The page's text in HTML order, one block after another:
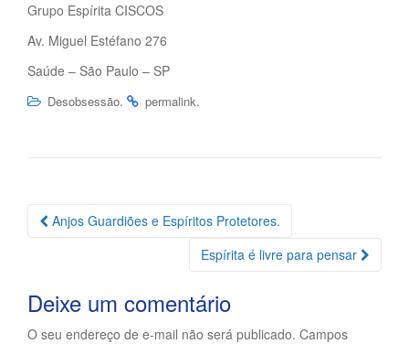
Grupo Espírita CISCOS
Av. Miguel Estéfano 276
Saúde – São Paulo – SP
Desobsessão. permalink.
Navegação
Anjos Guardiões e Espíritos Protetores.
Espírita é livre para pensar
Deixe um comentário
O seu endereço de e-mail não será publicado. Campos